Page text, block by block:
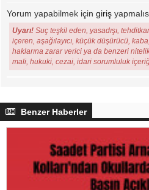
Yorum yapabilmek için giriş
Uyarı! Suç teşkil eden, yasadışı,
içeren, aşağılayıcı, küçük düşürücü,
haklarına zarar verici ya da benzeri
mali, hukuki, cezai, idari sorumluluk
Benzer Haberler